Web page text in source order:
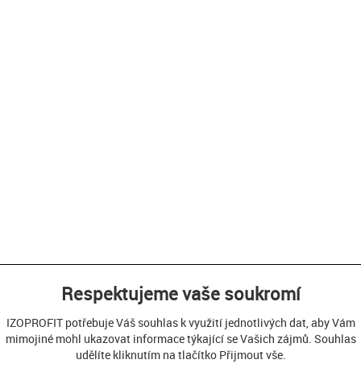
Respektujeme vaše soukromí
IZOPROFIT potřebuje Váš souhlas k využití jednotlivých dat, aby Vám
mimojiné mohl ukazovat informace týkající se Vašich zájmů. Souhlas
udělíte kliknutím na tlačítko Přijmout vše.